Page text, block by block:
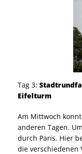
Tag 3:
Eifelturm
Am Mittwoch
anderen Tagen.
durch Paris. Hier
die verschiedenen